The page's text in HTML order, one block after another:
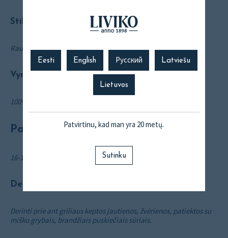
Stilius
Raudonasis, sausas
Vynuogės
100% Syrah
Patiekimo temperatūra
16-18°C
Derinimas su maistu
Derinti prie ant griliaus keptos jautienos, žvėrienos, patiektos su
miško grybais, brandžiais puskiečiais sūriais.
Eesti English Русский Latviešu
Lietuvos
Patvirtinu, kad man yra 20 metų.
Sutinku